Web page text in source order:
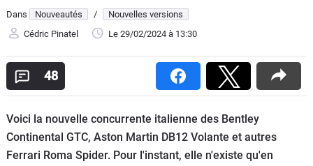
Guide
d'achat
Electriques
Utilitaires
Flottes
Auto
Dans Nouveautés /
Nouvelles versions
Cédric Pinatel
Le 29/02/2024 à 13:30
48
Voici la nouvelle concurrente italienne des Bentley
Continental GTC, Aston Martin DB12 Volante et autres
Ferrari Roma Spider. Pour l'instant, elle n'existe qu'en